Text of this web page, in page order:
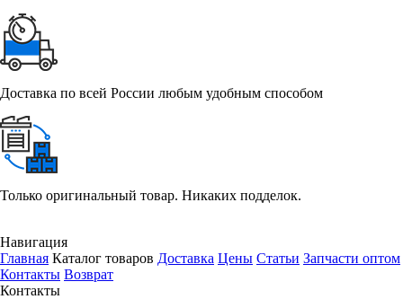
Доставка по всей России любым удобным способом
Только оригинальный товар. Никаких подделок.
Навигация
Главная Каталог товаров Доставка Цены Статьи Запчасти оптом
Контакты Возврат
Контакты